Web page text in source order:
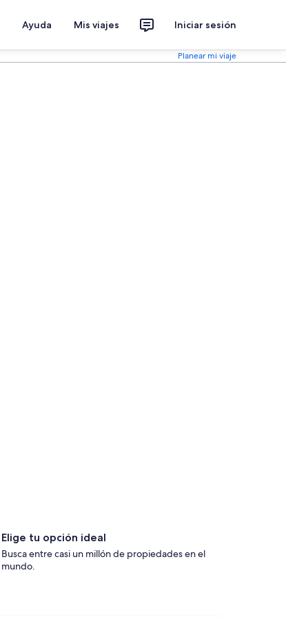
Ayuda Mis viajes Iniciar sesión
Planear mi viaje
Elige tu opción ideal
Busca entre casi un millón de propiedades en el
mundo.